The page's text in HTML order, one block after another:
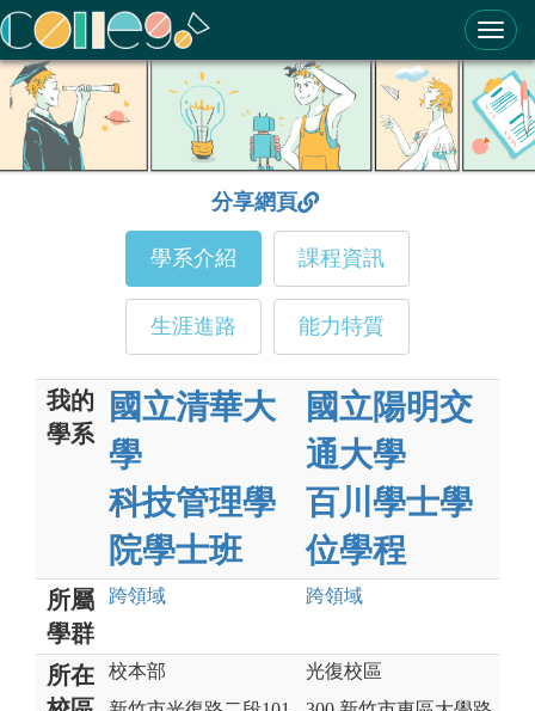
ColleGo! 大學選才與高中育才輔助系統
分享網頁
學系介紹 課程資訊
生涯進路 能力特質
我的
學系
國立清華大
學
科技管理學
院學士班
國立陽明交
通大學
百川學士學
位學程
所屬
學群
跨領域 跨領域
所在
校本部
光復校區